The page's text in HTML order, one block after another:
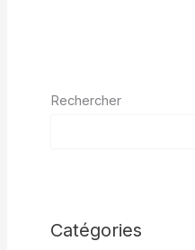
Rechercher
Catégories